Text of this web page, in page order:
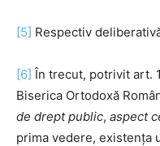
[5] Respectiv
[6] În trecut, potrivit art.
Biserica Ortodoxă
de drept public, aspect
prima vedere, existența